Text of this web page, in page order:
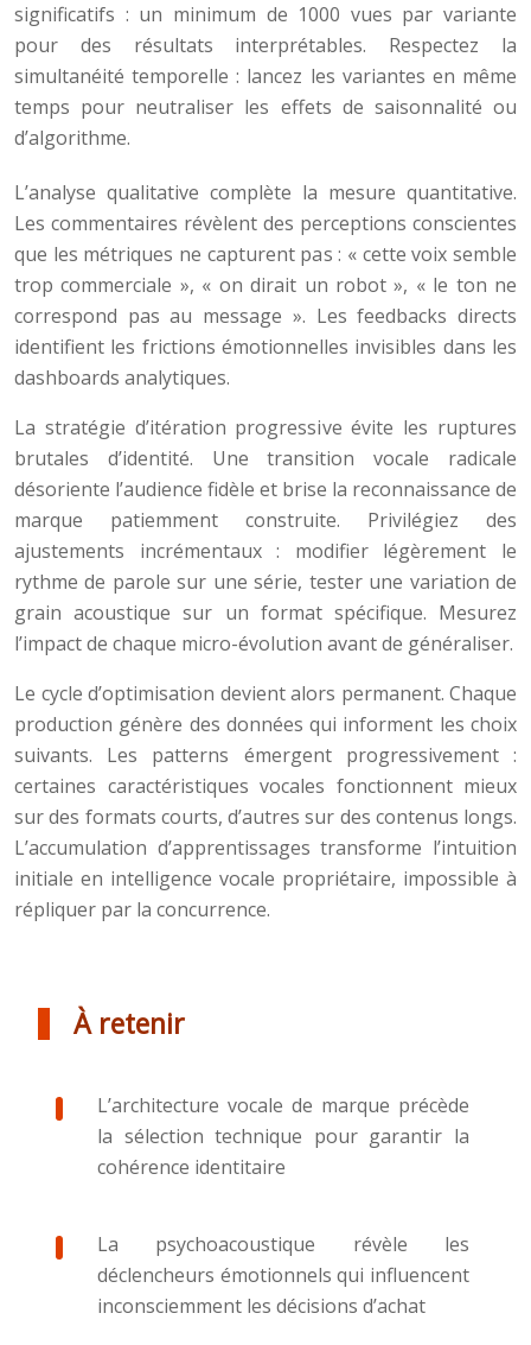
significatifs : un minimum de 1000 vues par variante
pour des résultats interprétables. Respectez la
simultanéité temporelle : lancez les variantes en même
temps pour neutraliser les effets de saisonnalité ou
d’algorithme.
L’analyse qualitative complète la mesure quantitative.
Les commentaires révèlent des perceptions conscientes
que les métriques ne capturent pas : « cette voix semble
trop commerciale », « on dirait un robot », « le ton ne
correspond pas au message ». Les feedbacks directs
identifient les frictions émotionnelles invisibles dans les
dashboards analytiques.
La stratégie d’itération progressive évite les ruptures
brutales d’identité. Une transition vocale radicale
désoriente l’audience fidèle et brise la reconnaissance de
marque patiemment construite. Privilégiez des
ajustements incrémentaux : modifier légèrement le
rythme de parole sur une série, tester une variation de
grain acoustique sur un format spécifique. Mesurez
l’impact de chaque micro-évolution avant de généraliser.
Le cycle d’optimisation devient alors permanent. Chaque
production génère des données qui informent les choix
suivants. Les patterns émergent progressivement :
certaines caractéristiques vocales fonctionnent mieux
sur des formats courts, d’autres sur des contenus longs.
L’accumulation d’apprentissages transforme l’intuition
initiale en intelligence vocale propriétaire, impossible à
répliquer par la concurrence.
À retenir
L’architecture vocale de marque précède
la sélection technique pour garantir la
cohérence identitaire
La psychoacoustique révèle les
déclencheurs émotionnels qui influencent
inconsciemment les décisions d’achat